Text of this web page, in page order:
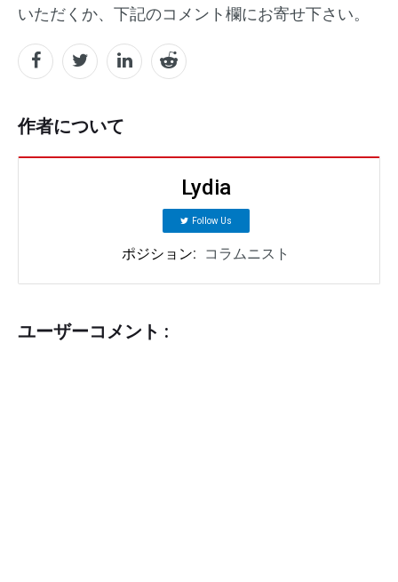
いただくか、下記のコメント欄にお寄せ下さい。
作者について
Lydia
Follow Us
ポジション: コラムニスト
ユーザーコメント :